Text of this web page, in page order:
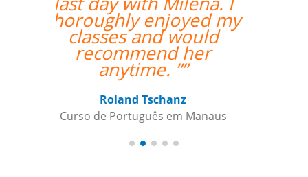
Nathan Miller
Curso de em Manaus